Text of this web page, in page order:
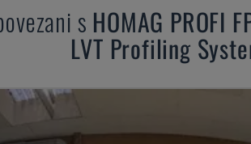
s HOMAG PROFI
LVT Profiling